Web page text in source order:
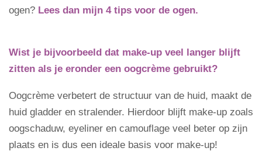
ogen? Lees dan mijn 4 tips voor de ogen.
Wist je bijvoorbeeld dat make-up veel langer blijft
zitten als je eronder een oogcrème gebruikt?
Oogcrème verbetert de structuur van de huid, maakt de
huid gladder en stralender. Hierdoor blijft make-up zoals
oogschaduw, eyeliner en camouflage veel beter op zijn
plaats en is dus een ideale basis voor make-up!